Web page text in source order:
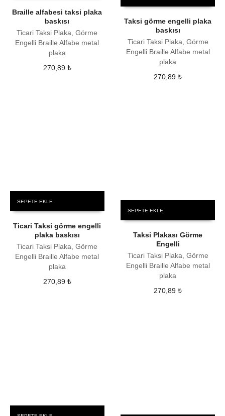
Braille alfabesi taksi plaka
baskısı
Ticari Taksi Plaka, Görme
Engelli Braille Alfabe metal
plaka
270,89 ₺
Taksi görme engelli plaka
baskısı
Ticari Taksi Plaka, Görme
Engelli Braille Alfabe metal
plaka
270,89₺
SEPETE EKLE
Ticari Taksi görme engelli
plaka baskısı
Ticari Taksi Plaka, Görme
Engelli Braille Alfabe metal
plaka
270,89 ₺
SEPETE EKLE
Taksi Plakası Görme
Engelli
Ticari Taksi Plaka, Görme
Engelli Braille Alfabe metal
plaka
270,89₺